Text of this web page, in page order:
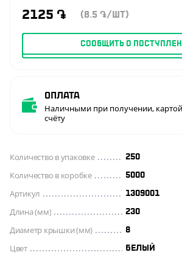
2125 ֏ (8.5 ֏/ШТ)
СООБЩИТЬ О
Оплата
Наличными при получении,
счёту
Количество в упаковке 250
Количество в коробке 5000
Артикул 1309001
Длина (мм) 230
Диаметр крышки (мм) 8
Цвет БЕЛЫЙ